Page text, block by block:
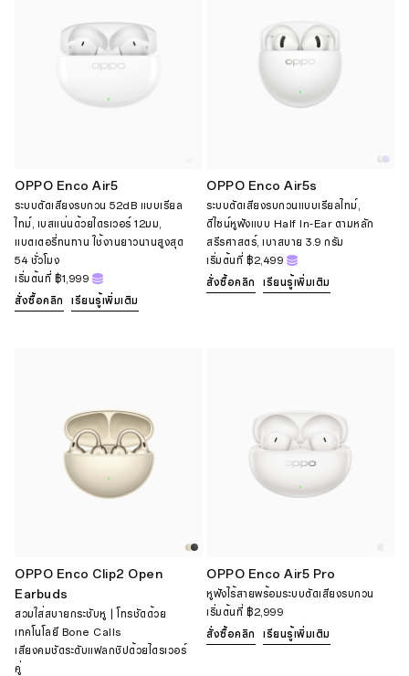
OPPO Enco Air5
ระบบตัดเสียงรบกวน 52dB แบบเรียล
ไทม์, เบสแน่นด้วยไดรเวอร์ 12มม,
แบตเตอรี่ทนทาน ใช้งานยาวนานสูงสุด
54 ชั่วโมง
เริ่มต้นที่ ฿1,999
สั่งซื้อคลิก
เรียนรู้เพิ่มเติม
OPPO Enco Air5s
ระบบตัดเสียงรบกวนแบบเรียลไทม์,
ดีไซน์หูฟังแบบ Half In-Ear ตามหลัก
สรีรศาสตร์, เบาสบาย 3.9 กรัม
เริ่มต้นที่ ฿2,499
สั่งซื้อคลิก
เรียนรู้เพิ่มเติม
OPPO Enco Clip2 Open
Earbuds
สวมใส่สบายกระชับหู | โทรชัดด้วย
เทคโนโลยี Bone Calls
เสียงคมชัดระดับแฟลกชิปด้วยไดรเวอร์
คู่
OPPO Enco Air5 Pro
หูฟังไร้สายพร้อมระบบตัดเสียงรบกวน
เริ่มต้นที่ ฿2,999
สั่งซื้อคลิก
เรียนรู้เพิ่มเติม